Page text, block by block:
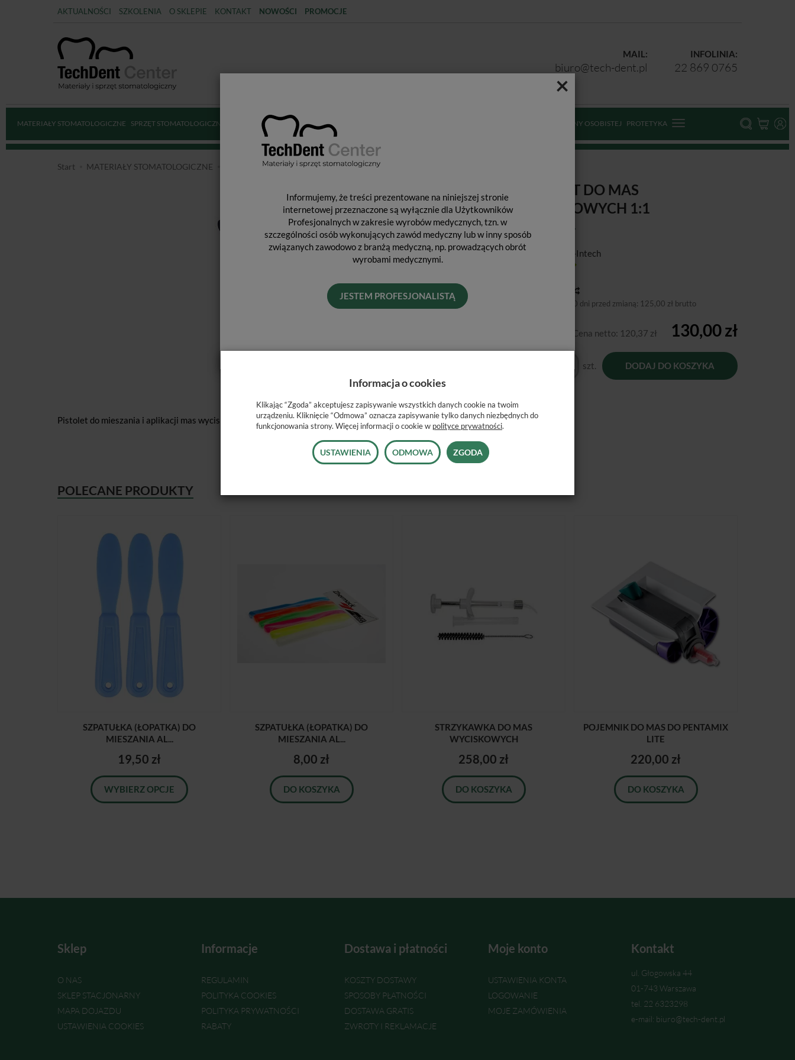
×
Informujemy, że treści prezentowane na niniejszej stronie
internetowej przeznaczone są wyłącznie dla Użytkowników
Profesjonalnych w zakresie wyrobów medycznych, tzn. w
szczególności osób wykonujących zawód medyczny lub w inny sposób
związanych zawodowo z branżą medyczną, np. prowadzących obrót
wyrobami medycznymi.
JESTEM PROFESJONALISTĄ
AKTUALNOŚCI SZKOLENIA O SKLEPIE KONTAKT NOWOŚCI PROMOCJE
INFOLINIA:
22 869 0765
MAIL:
biuro@tech-dent.pl
MATERIAŁY STOMATOLOGICZNE SPRZĘT STOMATOLOGICZNY DEZYNFEKCJA STERYLIZACJA ŚRODKI OCHRONY OSOBISTEJ PROTETYKA
Start MATERIAŁY STOMATOLOGICZNE MASY WYCISKOWE Akcesoria do mas wyciskowych
PISTOLET DO MAS
WYCISKOWYCH 1:1
Producent:
Pol-Intech
Najniższa cena 30 dni przed zmianą: 125,00 zł brutto
Cena netto: 120,37 zł 130,00 zł
szt. DODAJ DO KOSZYKA
Pistolet do mieszania i aplikacji mas wyciskowych w kartridżach 1:1
POLECANE PRODUKTY
SZPATUŁKA (ŁOPATKA) DO
MIESZANIA AL...
19,50 zł
WYBIERZ OPCJE
SZPATUŁKA (ŁOPATKA) DO
MIESZANIA AL...
8,00 zł
DO KOSZYKA
STRZYKAWKA DO MAS
WYCISKOWYCH
258,00 zł
DO KOSZYKA
POJEMNIK DO MAS DO PENTAMIX
LITE
220,00 zł
DO KOSZYKA
Sklep
O NAS
SKLEP STACJONARNY
MAPA DOJAZDU
USTAWIENIA COOKIES
Informacje
REGULAMIN
POLITYKA COOKIES
POLITYKA PRYWATNOŚCI
RABATY
Dostawa i płatności
KOSZTY DOSTAWY
SPOSOBY PŁATNOŚCI
DOSTAWA GRATIS
ZWROTY I REKLAMACJE
Moje konto
USTAWIENIA KONTA
LOGOWANIE
MOJE ZAMÓWIENIA
Kontakt
ul. Głogowska 44
01-743 Warszawa
tel. 22 6323298
e-mail: biuro@tech-dent.pl
Informacja o cookies
Klikając “Zgoda” akceptujesz zapisywanie wszystkich danych cookie na twoim
urządzeniu. Kliknięcie “Odmowa” oznacza zapisywanie tylko danych niezbędnych do
funkcjonowania strony. Więcej informacji o cookie w polityce prywatności.
USTAWIENIA ODMOWA ZGODA